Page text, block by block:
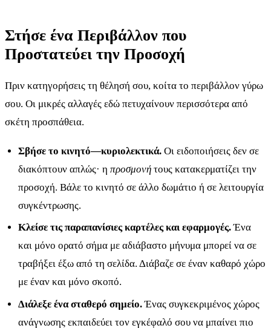
Στήσε ένα Περιβάλλον που
Προστατεύει την Προσοχή
Πριν κατηγορήσεις τη θέλησή σου, κοίτα το περιβάλλον γύρω
σου. Οι μικρές αλλαγές εδώ πετυχαίνουν περισσότερα από
σκέτη προσπάθεια.
Σβήσε το κινητό—κυριολεκτικά. Οι ειδοποιήσεις δεν σε
διακόπτουν απλώς· ηπροσμονή τους κατακερματίζει την
προσοχή. Βάλε το κινητό σε άλλο δωμάτιο ή σε λειτουργία
συγκέντρωσης.
Κλείσε τις παραπανίσιες καρτέλες και εφαρμογές.Ένα
και μόνο ορατό σήμα με αδιάβαστο μήνυμα μπορεί να σε
τραβήξει έξω από τη σελίδα. Διάβαζε σε έναν καθαρό χώρο
με έναν και μόνο σκοπό.
Διάλεξε ένα σταθερό σημείο.Ένας συγκεκριμένος χώρος
ανάγνωσης εκπαιδεύει τον εγκέφαλό σου να μπαίνει πιο